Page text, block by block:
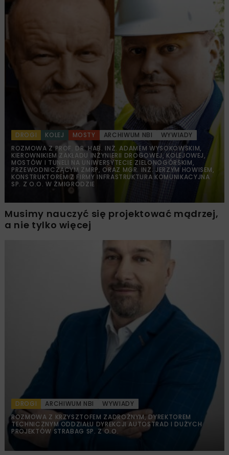
DROGI KOLEJ MOSTY ARCHIWUM NBI
WYWIADY
ROZMOWA Z PROF. DR. HAB. INŻ. ADAMEM WYSOKOWSKIM,
KIEROWNIKIEM ZAKŁADU INŻYNIERII DROGOWEJ, KOLEJOWEJ,
MOSTÓW I TUNELI NA UNIWERSYTECIE ZIELONOGÓRSKIM,
PRZEWODNICZĄCYM ZMRP, ORAZ MGR. INŻ. JERZYM HOWISEM,
KONSTRUKTOREM Z FIRMY INFRASTRUKTURA KOMUNIKACYJNA
SP. Z O.O. W ŻMIGRODZIE
Musimy nauczyć się projektować mądrzej,
a nie tylko więcej
DROGI ARCHIWUM NBI
WYWIADY
ROZMOWA Z KRZYSZTOFEM ZADROŻNYM, DYREKTOREM
TECHNICZNYM ODDZIAŁU DYREKCJI AUTOSTRAD I DUŻYCH
PROJEKTÓW STRABAG SP. Z O.O.